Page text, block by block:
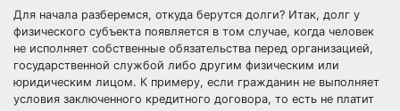
Для начала разберемся, откуда берутся долги? Итак, долг у
физического субъекта появляется в том случае, когда человек
не исполняет собственные обязательства перед организацией,
государственной службой либо другим физическим или
юридическим лицом. К примеру, если гражданин не выполняет
условия заключенного кредитного договора, то есть не платит